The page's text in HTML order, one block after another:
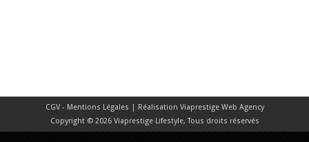
CGV - Mentions Légales | Réalisation Viaprestige Web Agency
Copyright © 2026 Viaprestige Lifestyle, Tous droits réservés